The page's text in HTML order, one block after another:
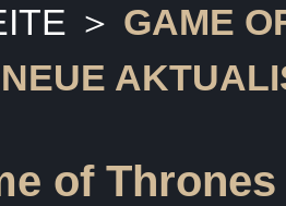
＞ GAME
of